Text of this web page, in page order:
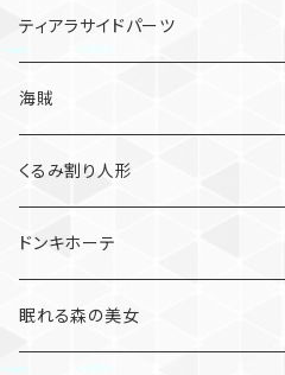
ティアラサイドパーツ
海賊
メドーラ
グルナーラ
オダリスク
くるみ割り人形
金平糖
雪の精
ドンキホーテ
キトリ
眠れる森の美女